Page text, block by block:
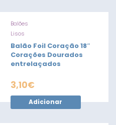
Balões
Lisos
Balão Foil Coração 18″
Corações Dourados
entrelaçados
3,10€
Adicionar